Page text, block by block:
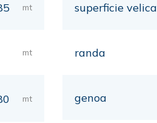
mt
mt
mt
superficie velica
randa
genoa